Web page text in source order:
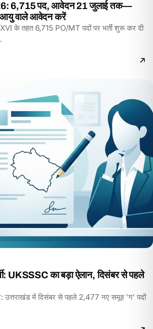
6,715 पद, आवेदन 21 जुलाई तक—
वाले आवेदन करें
के तहत 6,715 PO/MT पदों पर भर्ती शुरू कर दी
UKSSSC का बड़ा ऐलान, दिसंबर से पहले
उत्तराखंड में दिसंबर से पहले 2,477 नए समूह 'ग' पदों